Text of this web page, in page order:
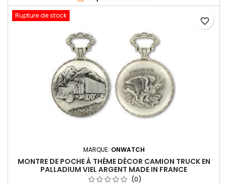
Rupture de stock
MARQUE: ONWATCH
MONTRE DE POCHE À THÈME DÉCOR CAMION TRUCK EN
PALLADIUM VIEL ARGENT MADE IN FRANCE
(0)
favorite_border